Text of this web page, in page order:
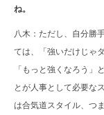
ね。
八木：ただし、自分勝
ては、「強いだけじゃ
「もっと強くなろう」
とが人事として必要な
は合気道スタイル、つ